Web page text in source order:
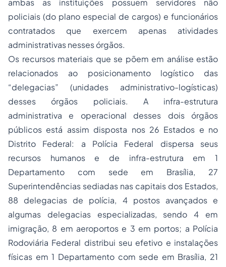
ambas as instituições possuem servidores não
policiais (do plano especial de cargos) e funcionários
contratados que exercem apenas atividades
administrativas nesses órgãos.
Os recursos materiais que se põem em análise estão
relacionados ao posicionamento logístico das
“delegacias” (unidades administrativo-logísticas)
desses órgãos policiais. A infra-estrutura
administrativa e operacional desses dois órgãos
públicos está assim disposta nos 26 Estados e no
Distrito Federal: a Polícia Federal dispersa seus
recursos humanos e de infra-estrutura em 1
Departamento com sede em Brasília, 27
Superintendências sediadas nas capitais dos Estados,
88 delegacias de polícia, 4 postos avançados e
algumas delegacias especializadas, sendo 4 em
imigração, 8 em aeroportos e 3 em portos; a Polícia
Rodoviária Federal distribui seu efetivo e instalações
físicas em 1 Departamento com sede em Brasília, 21